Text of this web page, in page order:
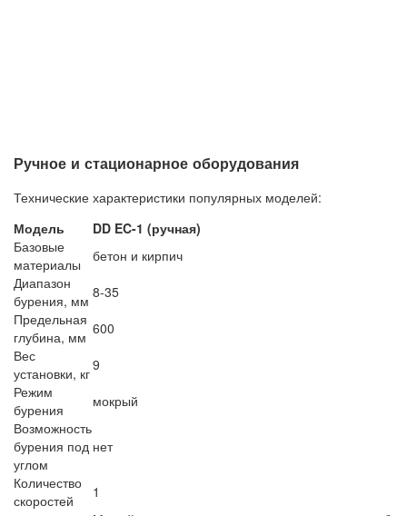
Ручное и стационарное оборудования
Технические характеристики популярных моделей:
Модель
DD EC-1 (ручная)
Базовые
материалы
бетон и кирпич
Диапазон
бурения, мм 8-35
Предельная
глубина, мм 600
Вес
установки, кг9
Режим
бурения
мокрый
Возможность
бурения под
углом
нет
Количество
скоростей
1